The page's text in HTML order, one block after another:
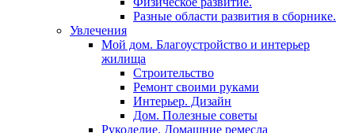
Разные области развития в сборнике.
Увлечения
Мой дом. Благоустройство и интерьер
жилища
Строительство
Ремонт своими руками
Интерьер. Дизайн
Дом. Полезные советы
Рукоделие. Домашние ремесла